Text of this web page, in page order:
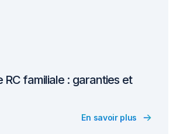
familiale : garanties et
En savoir plus